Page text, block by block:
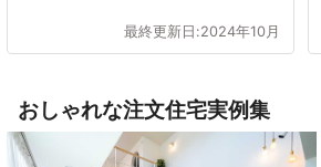
最終更新日:2024年10月
おしゃれな注文住宅実例集